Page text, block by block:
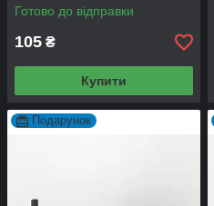
Готово до відправки
105 ₴
Купити
Подарунок